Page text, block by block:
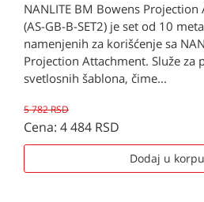
NANLITE BM Bowens Projection
(AS-GB-B-SET2) je set od 10
namenjenih za korišćenje sa
Projection Attachment. Služe za
svetlosnih šablona, čime...
5 782 RSD
Cena: 4 484 RSD
Dodaj u korpu